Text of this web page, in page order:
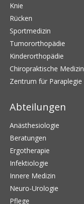
Knie
Rücken
Sportmedizin
Tumororthopädie
Kinderorthopädie
Chiropraktische Medizin
Zentrum für Paraplegie
Abteilungen
Anästhesiologie
Beratungen
Ergotherapie
Infektiologie
Innere Medizin
Neuro-Urologie
Pflege